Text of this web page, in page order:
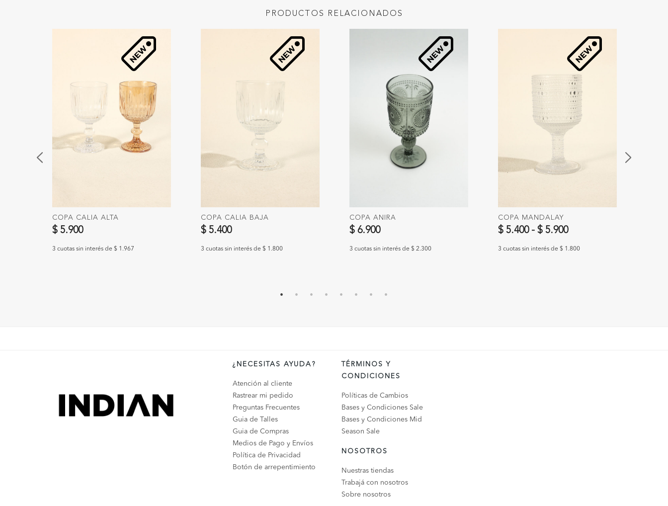
PRODUCTOS RELACIONADOS
COPA CALIA ALTA
$ 5.900
3 cuotas sin interés de $ 1.967
COPA CALIA BAJA
$ 5.400
3 cuotas sin interés de $ 1.800
COPA ANIRA
$ 6.900
3 cuotas sin interés de $ 2.300
COPA MANDALAY
$ 5.400 - $ 5.900
3 cuotas sin interés de $ 1.800
¿NECESITAS AYUDA?
Atención al cliente
Rastrear mi pedido
Preguntas Frecuentes
Guia de Talles
Guia de Compras
Medios de Pago y Envíos
Política de Privacidad
Botón de arrepentimiento
TÉRMINOS Y
CONDICIONES
Políticas de Cambios
Bases y Condiciones Sale
Bases y Condiciones Mid
Season Sale
NOSOTROS
Nuestras tiendas
Trabajá con nosotros
Sobre nosotros